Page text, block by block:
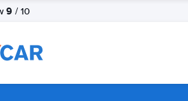
9 / 10